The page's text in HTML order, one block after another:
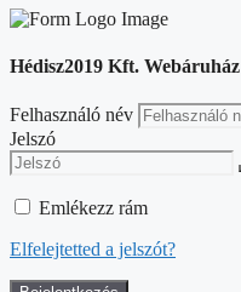
Hédisz2019 Kft. Webáruház
Felhasználó név
Jelszó
Emlékezz rám
Elfelejtetted a jelszót?